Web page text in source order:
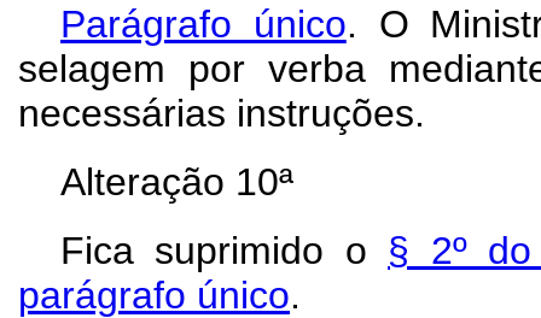
Parágrafo único. O
selagem por verba
necessárias instruções.
Alteração 10ª
Fica suprimido o § 2º
parágrafo único.